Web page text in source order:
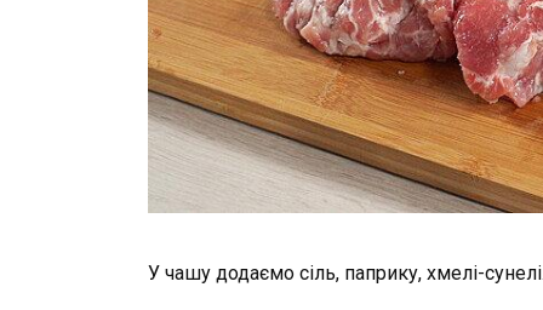
У чашу додаємо сіль, паприку, хмелі-